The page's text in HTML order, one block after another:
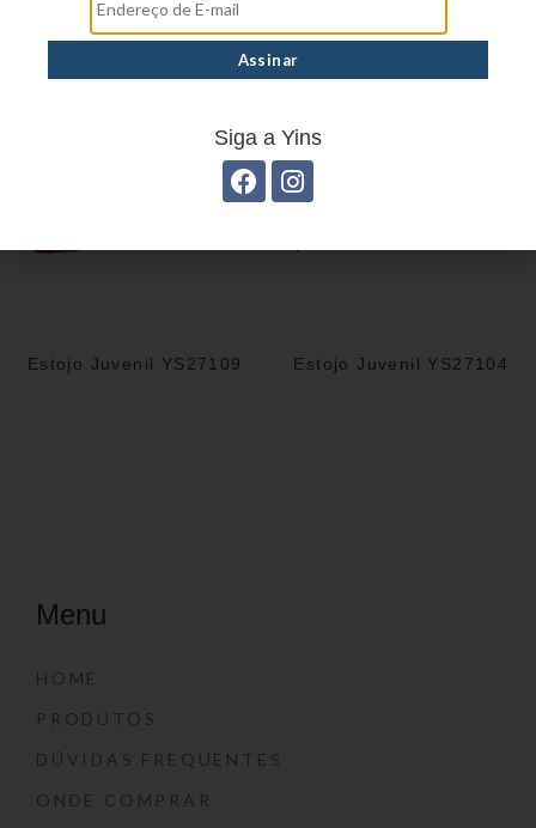
Estojo juvenil YS41026
Estojo Juvenil YS27109 Estojo Juvenil YS27104
Menu
HOME
PRODUTOS
DÚVIDAS FREQUENTES
ONDE COMPRAR
Siga a Yins